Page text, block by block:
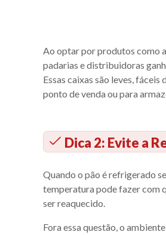
Ao optar por produtos como a
padarias e distribuidoras
Essas caixas são leves,
ponto de venda ou para
Dica 2: Evite a
Quando o pão é refrigerado
temperatura pode fazer com
ser reaquecido.
Fora essa questão, o